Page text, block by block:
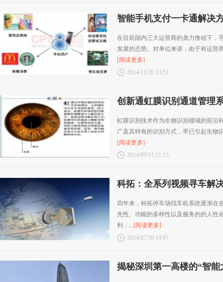
智能手机支付一卡通解决
在目前国内三大运营商的鼎力推动下，
发展的态势。对单位来讲，由于有运营
[阅读更多]
2014/11/26 13:51
创新通虹膜识别通道管理
虹膜识别技术作为生物识别领域的前沿
广及其特有的识别方式，早已引起生物
[阅读更多]
2014/09/11 11:15
科拓：全系列视频寻车解
四年来，科拓停车场找车机系统逐渐在
先性、功能的多样性以及服务的的人性
利，...[阅读更多]
2014/07/30 14:07
揭秘深圳第一高楼的“智能